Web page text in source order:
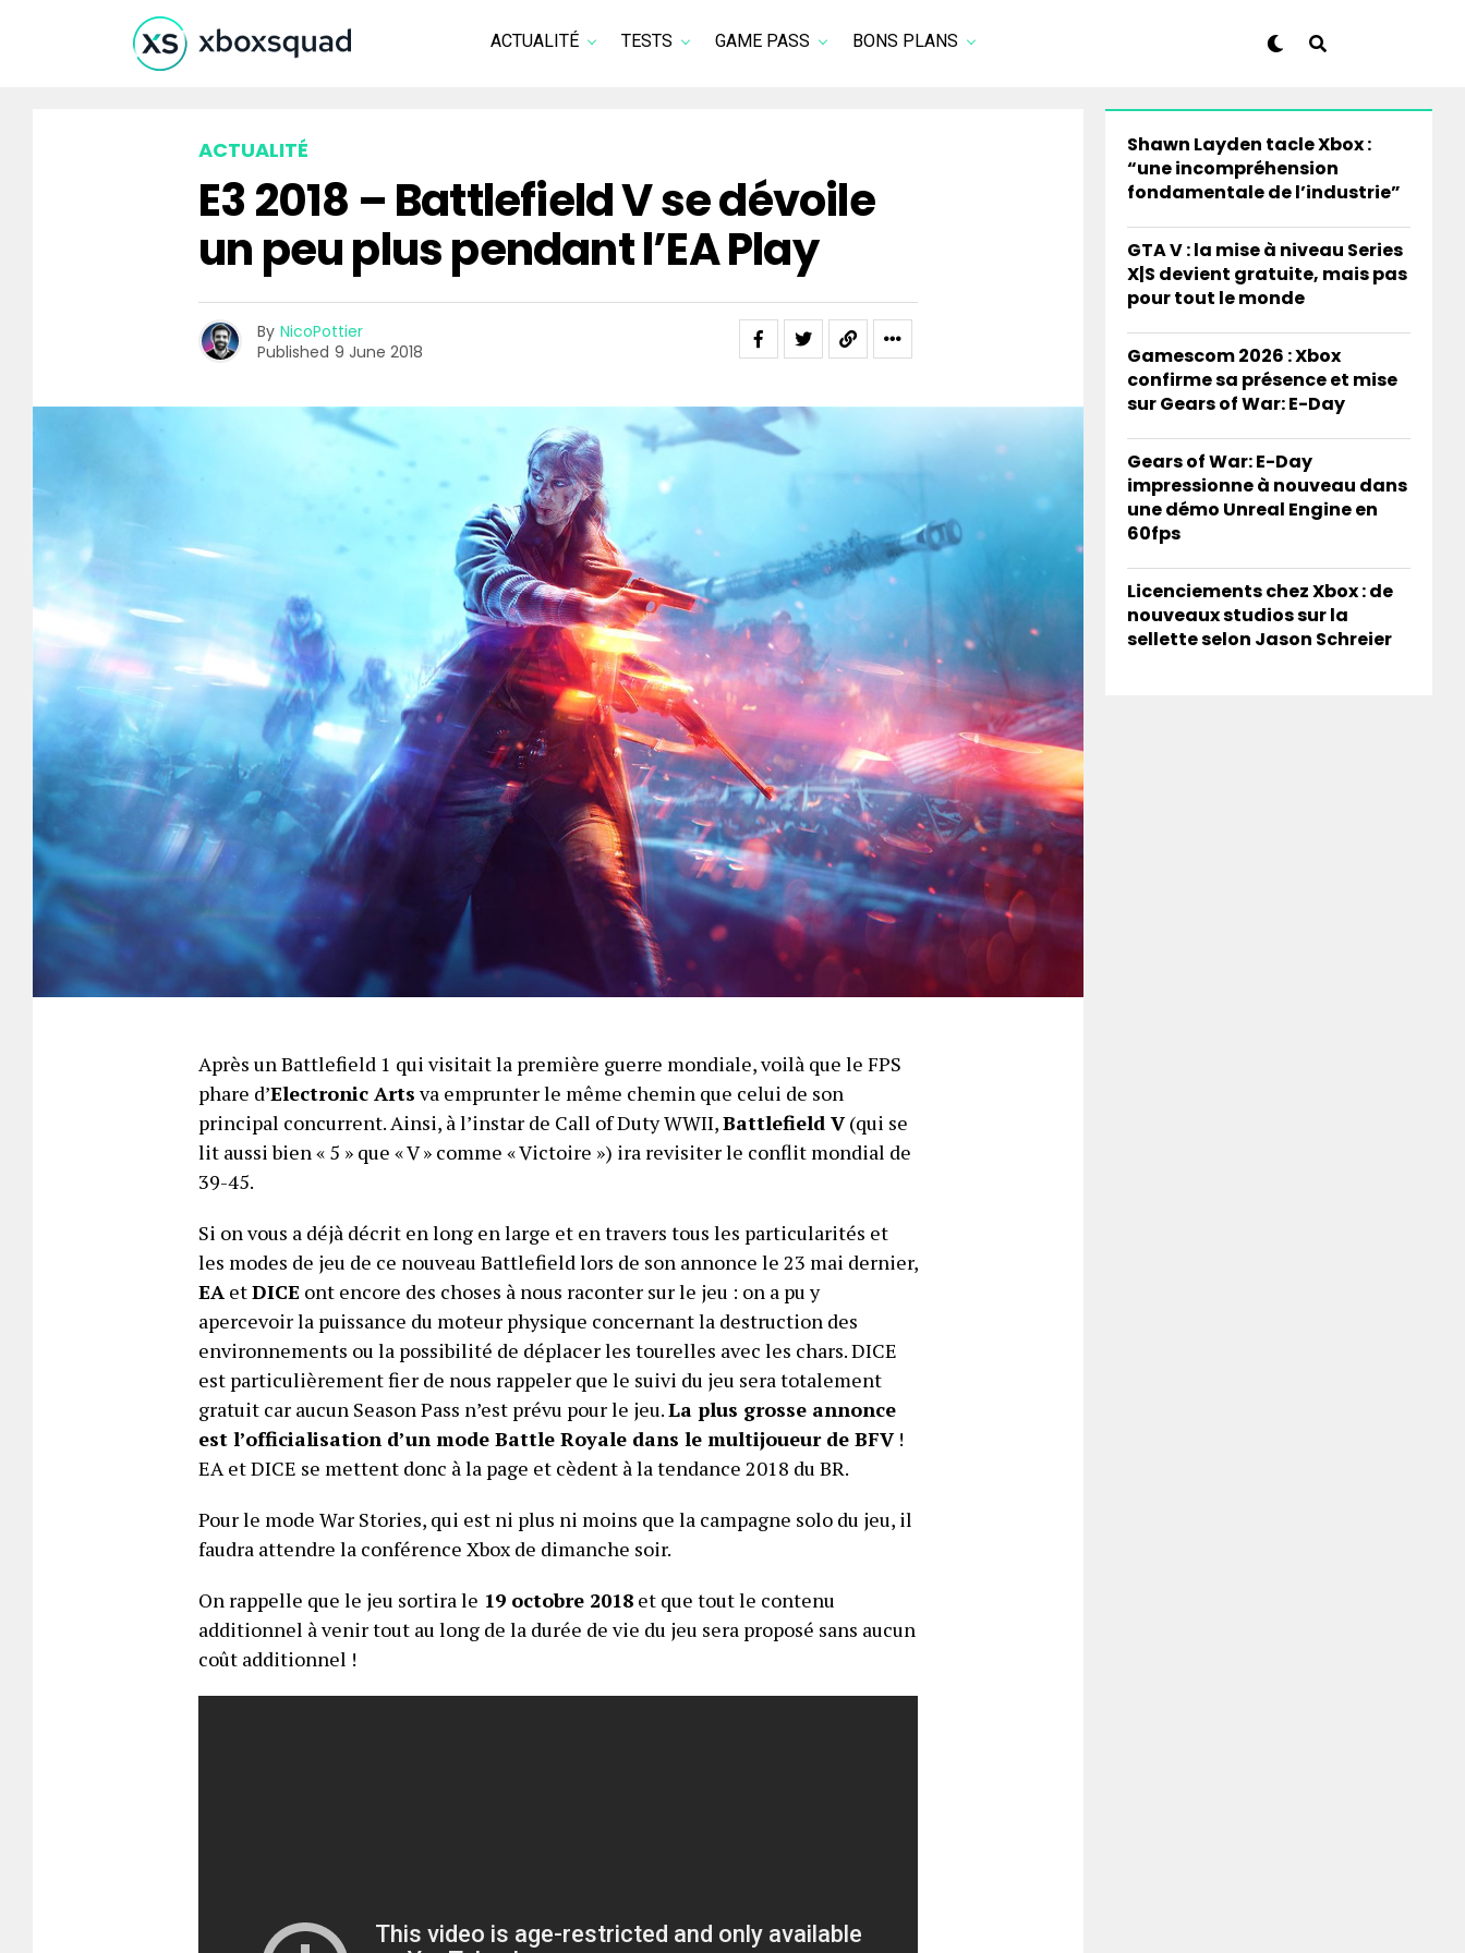
ACTUALITÉ TESTS GAME PASS BONS PLANS
ACTUALITÉ
E3 2018 – Battlefield V se dévoile
un peu plus pendant l’EA Play
By NicoPottier
Published 9 June 2018
Après un Battlefield 1 qui visitait la première guerre mondiale, voilà que le FPS
phare d’Electronic Arts va emprunter le même chemin que celui de son
principal concurrent. Ainsi, à l’instar de Call of Duty WWII,Battlefield V(qui se
lit aussi bien « 5 » que « V » comme « Victoire ») ira revisiter le conflit mondial de
39-45.
Si on vous a déjà décrit en long en large et en travers tous les particularités et
les modes de jeu de ce nouveau Battlefield lors de son annonce le 23 mai dernier,
EA etDICE ont encore des choses à nous raconter sur le jeu : on a pu y
apercevoir la puissance du moteur physique concernant la destruction des
environnements ou la possibilité de déplacer les tourelles avec les chars. DICE
est particulièrement fier de nous rappeler que le suivi du jeu sera totalement
gratuit car aucun Season Pass n’est prévu pour le jeu.La plus grosse annonce
est l’officialisation d’un mode Battle Royale dans le multijoueur de BFV!
EA et DICE se mettent donc à la page et cèdent à la tendance 2018 du BR.
Pour le mode War Stories, qui est ni plus ni moins que la campagne solo du jeu, il
faudra attendre la conférence Xbox de dimanche soir.
On rappelle que le jeu sortira le 19 octobre 2018 et que tout le contenu
additionnel à venir tout au long de la durée de vie du jeu sera proposé sans aucun
coût additionnel !
Shawn Layden tacle Xbox :
“une incompréhension
fondamentale de l’industrie”
GTA V : la mise à niveau Series
X|S devient gratuite, mais pas
pour tout le monde
Gamescom 2026 : Xbox
confirme sa présence et mise
sur Gears of War: E-Day
Gears of War: E-Day
impressionne à nouveau dans
une démo Unreal Engine en
60fps
Licenciements chez Xbox : de
nouveaux studios sur la
sellette selon Jason Schreier